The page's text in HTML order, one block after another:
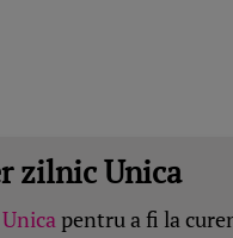
zilnic Unica
Unicapentru a fi la